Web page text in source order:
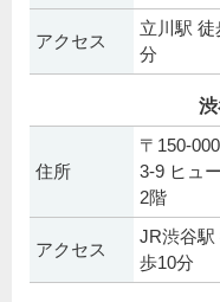
アクセス
立川駅
分
住所
〒150-
3-9 ヒュ
2階
アクセス
JR渋谷
歩10分